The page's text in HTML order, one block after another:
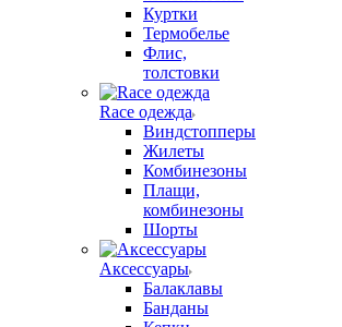
Куртки
Термобелье
Флис,
толстовки
Race одежда
Виндстопперы
Жилеты
Комбинезоны
Плащи,
комбинезоны
Шорты
Аксессуары
Балаклавы
Банданы